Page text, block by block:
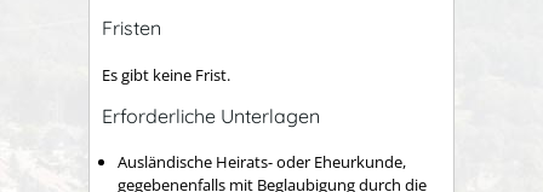
Fristen
Es gibt keine Frist.
Erforderliche Unterlagen
Ausländische Heirats- oder Eheurkunde,
gegebenenfalls mit Beglaubigung durch die